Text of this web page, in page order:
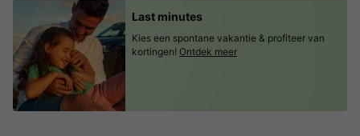
Last minutes
Kies een spontane vakantie & profiteer van
kortingen! Ontdek meer